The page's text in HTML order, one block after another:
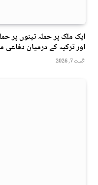
ایک ملک پر حملہ تینوں پر
اور ترکیہ کے درمیان
اگست 7, 2026